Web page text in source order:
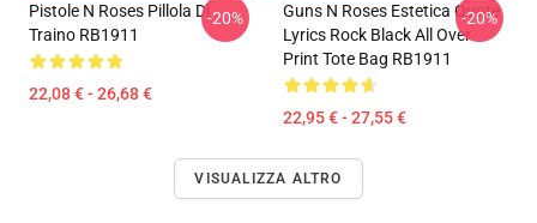
Pistole N Roses Pillola Di
Traino RB1911
22,08 € - 26,68 €
-20%
Guns N Roses Estetica Quote
Lyrics Rock Black All Over
Print Tote Bag RB1911
22,95 € - 27,55 €
-20%
VISUALIZZA ALTRO